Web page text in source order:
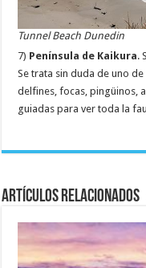
Tunnel Beach Dunedin
7) Península de Kaikura.
Se trata sin duda de uno
delfines, focas, pingüinos,
guiadas para ver toda la
Artículos relacionados